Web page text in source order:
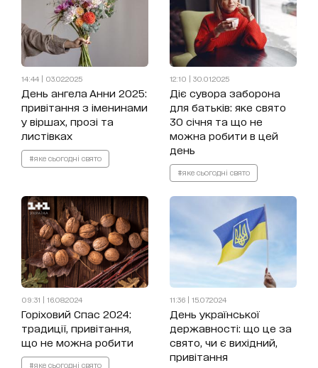
14:44 | 03.02.2025
День ангела Анни 2025:
привітання з іменинами
у віршах, прозі та
листівках
#яке сьогодні свято
12:10 | 30.01.2025
Діє сувора заборона
для батьків: яке свято
30 січня та що не
можна робити в цей
день
#яке сьогодні свято
09:31 | 16.08.2024
Горіховий Спас 2024:
традиції, привітання,
що не можна робити
#яке сьогодні свято
11:36 | 15.07.2024
День української
державності: що це за
свято, чи є вихідний,
привітання